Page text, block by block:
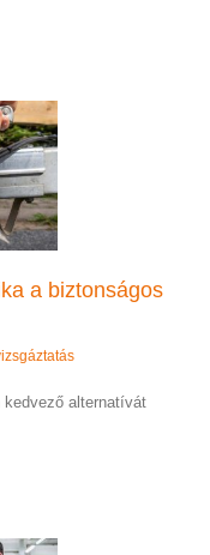
a biztonságos
kedvező alternatívát